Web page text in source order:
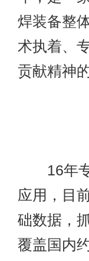
焊装备整
术执着、
贡献精神
16年专
应用，目
础数据，
覆盖国内